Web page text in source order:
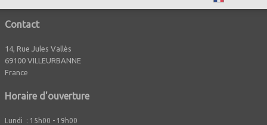
Contact
14, Rue Jules Vallès
69100 VILLEURBANNE
France
Horaire d'ouverture
Lundi : 15h00 - 19h00